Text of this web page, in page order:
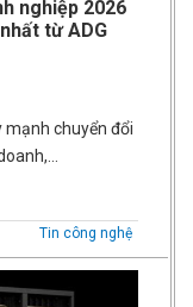
nghiệp 2026
từ ADG
mạnh chuyển đổi
Tin công nghệ